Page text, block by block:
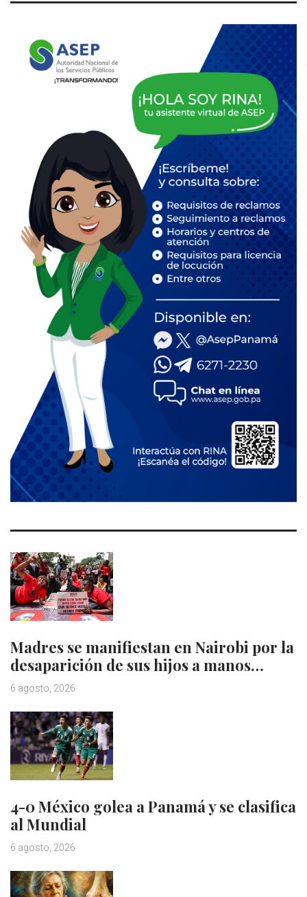
Madres se manifiestan en Nairobi por la
desaparición de sus hijos a manos…
6 agosto, 2026
4-0 México golea a Panamá y se clasifica
al Mundial
6 agosto, 2026